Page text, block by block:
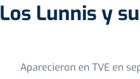
Los Lunnis y
Aparecieron en TVE en